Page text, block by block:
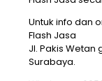
Untuk info dan
Flash Jasa
Jl. Pakis Wetan
Surabaya.